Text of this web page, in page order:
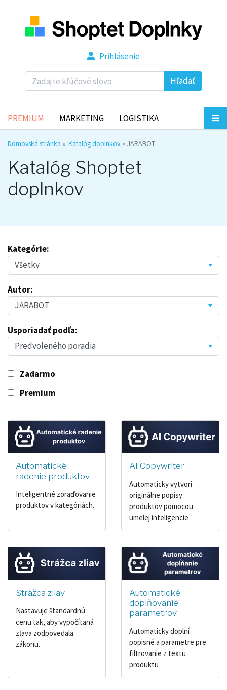
Hľadať
Prihlásenie
PREMIUM MARKETING LOGISTIKA
Domovská stránka Katalóg doplnkov JARABOT
Katalóg Shoptet
doplnkov
Kategórie:
Autor:
Usporiadať podľa:
Zadarmo
Premium
Automatické
radenie produktov
Inteligentné zoraďovanie
produktov v kategóriách.
AI Copywriter
Automaticky vytvorí
originálne popisy
produktov pomocou
umelej inteligencie
Strážca zliav
Nastavuje štandardnú
cenu tak, aby vypočítaná
zľava zodpovedala
zákonu.
Automatické
doplňovanie
parametrov
Automaticky doplní
popisné a parametre pre
filtrovanie z textu
produktu